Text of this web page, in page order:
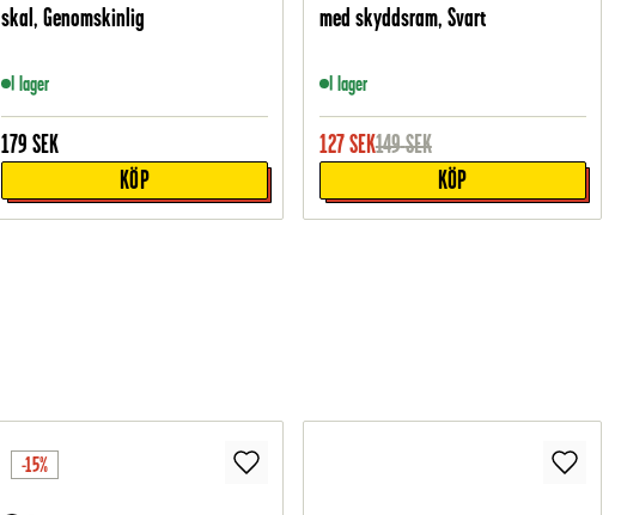
skal, Genomskinlig
I lager
179 SEK
KÖP
med skyddsram, Svart
I lager
127SEK149SEK
KÖP
-15%